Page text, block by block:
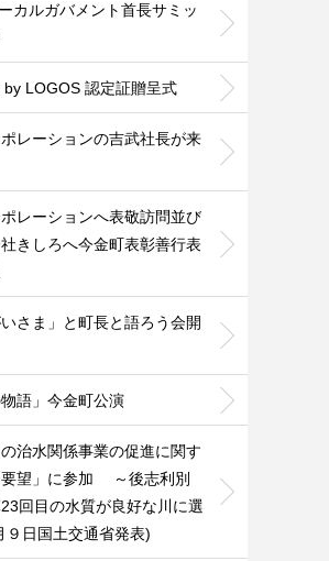
カルガバメント首長サミッ
by LOGOS 認定証贈呈式
レーションの吉武社長が来
レーションへ表敬訪問並び
きしろへ今金町表彰善行表
いさま」と町長と語ろう会開
物語」今金町公演
の治水関係事業の促進に関す
要望」に参加 ～後志利別
回目の水質が良好な川に選
９日国土交通省発表)